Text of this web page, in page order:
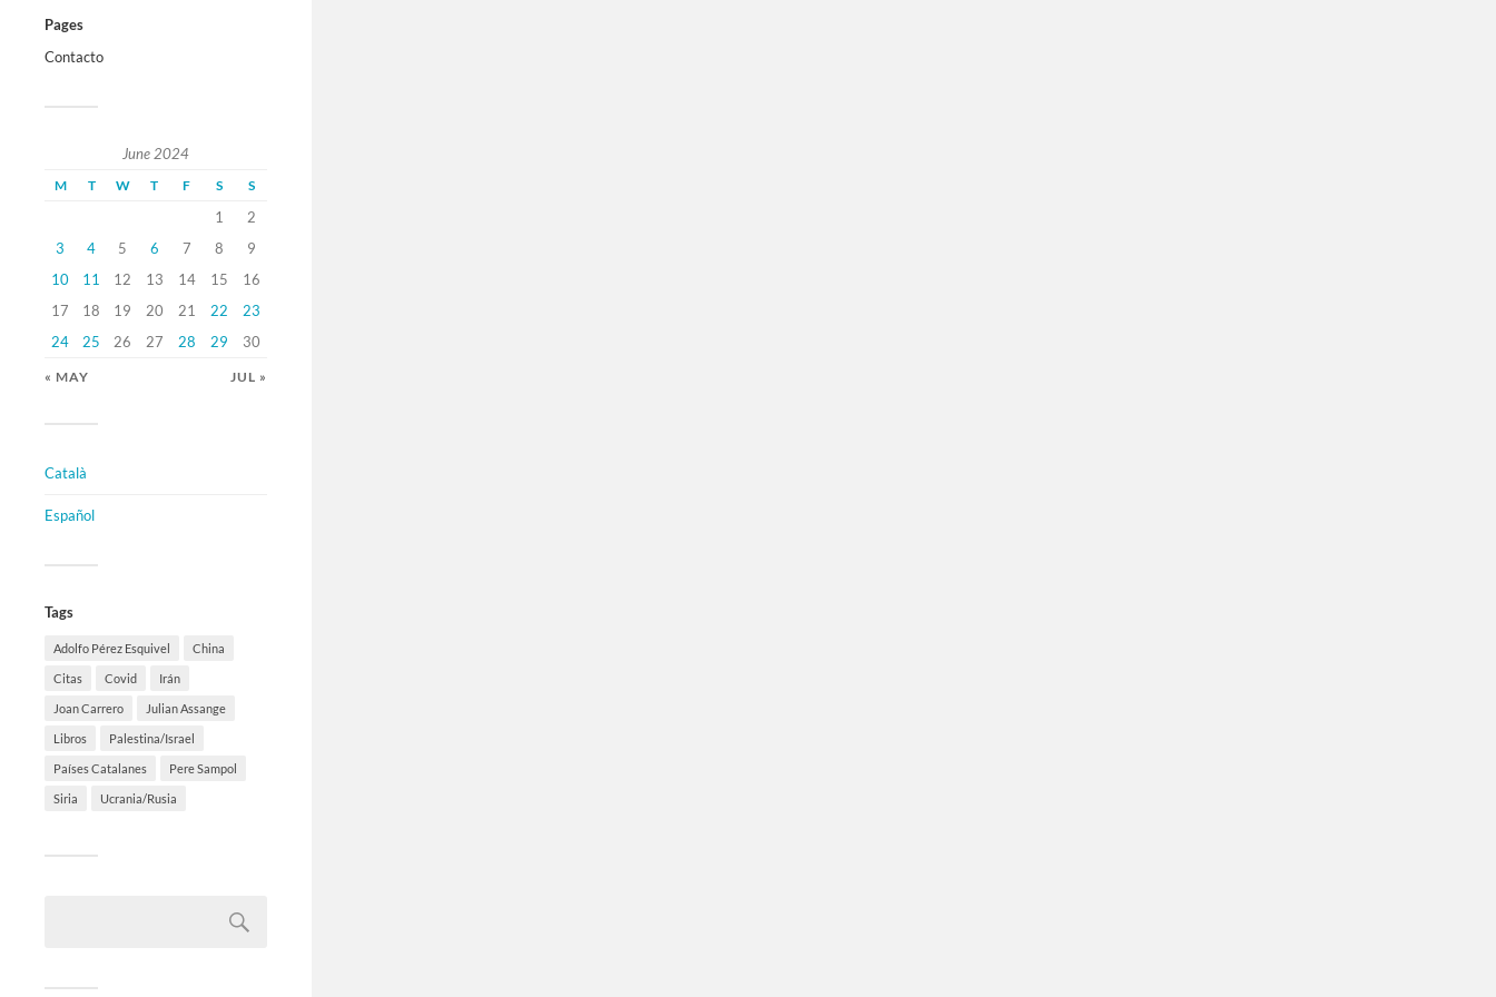
Pages
Contacto
June 2024
M T W T F S S
1
2
3
4 5 6 7 8
9
10
11 12 13 14 15
16
17
18 19 20 21 22
23
24
25 26 27 28 29 30
« MAY JUL »
Català
Español
Tags
Adolfo Pérez Esquivel China
Citas Covid Irán
Joan Carrero Julian Assange
Libros Palestina/Israel
Países Catalanes Pere Sampol
Siria Ucrania/Rusia